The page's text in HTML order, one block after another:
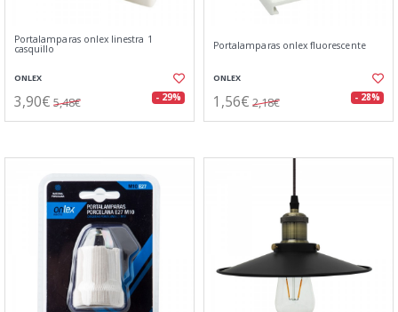
Portalamparas onlex linestra 1
casquillo
ONLEX
3,90€ 5,48€ - 29%
Portalamparas onlex fluorescente
ONLEX
1,56€ 2,18€ - 28%